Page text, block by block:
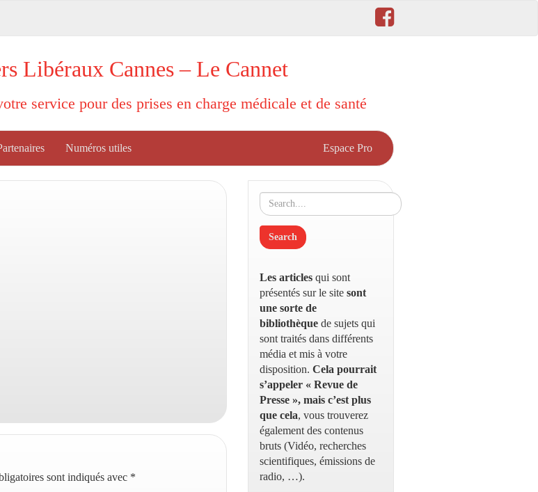
Libéraux Cannes – Le Cannet
service pour des prises en charge médicale et de santé
Numéros utiles Espace Pro
sont indiqués avec *
Les articles qui sont
présentés sur le site sont
une sorte de
bibliothèque de sujets qui
sont traités dans différents
média et mis à votre
disposition. Cela pourrait
s’appeler « Revue de
Presse », mais c’est plus
que cela, vous trouverez
également des contenus
bruts (Vidéo, recherches
scientifiques, émissions de
radio, …).